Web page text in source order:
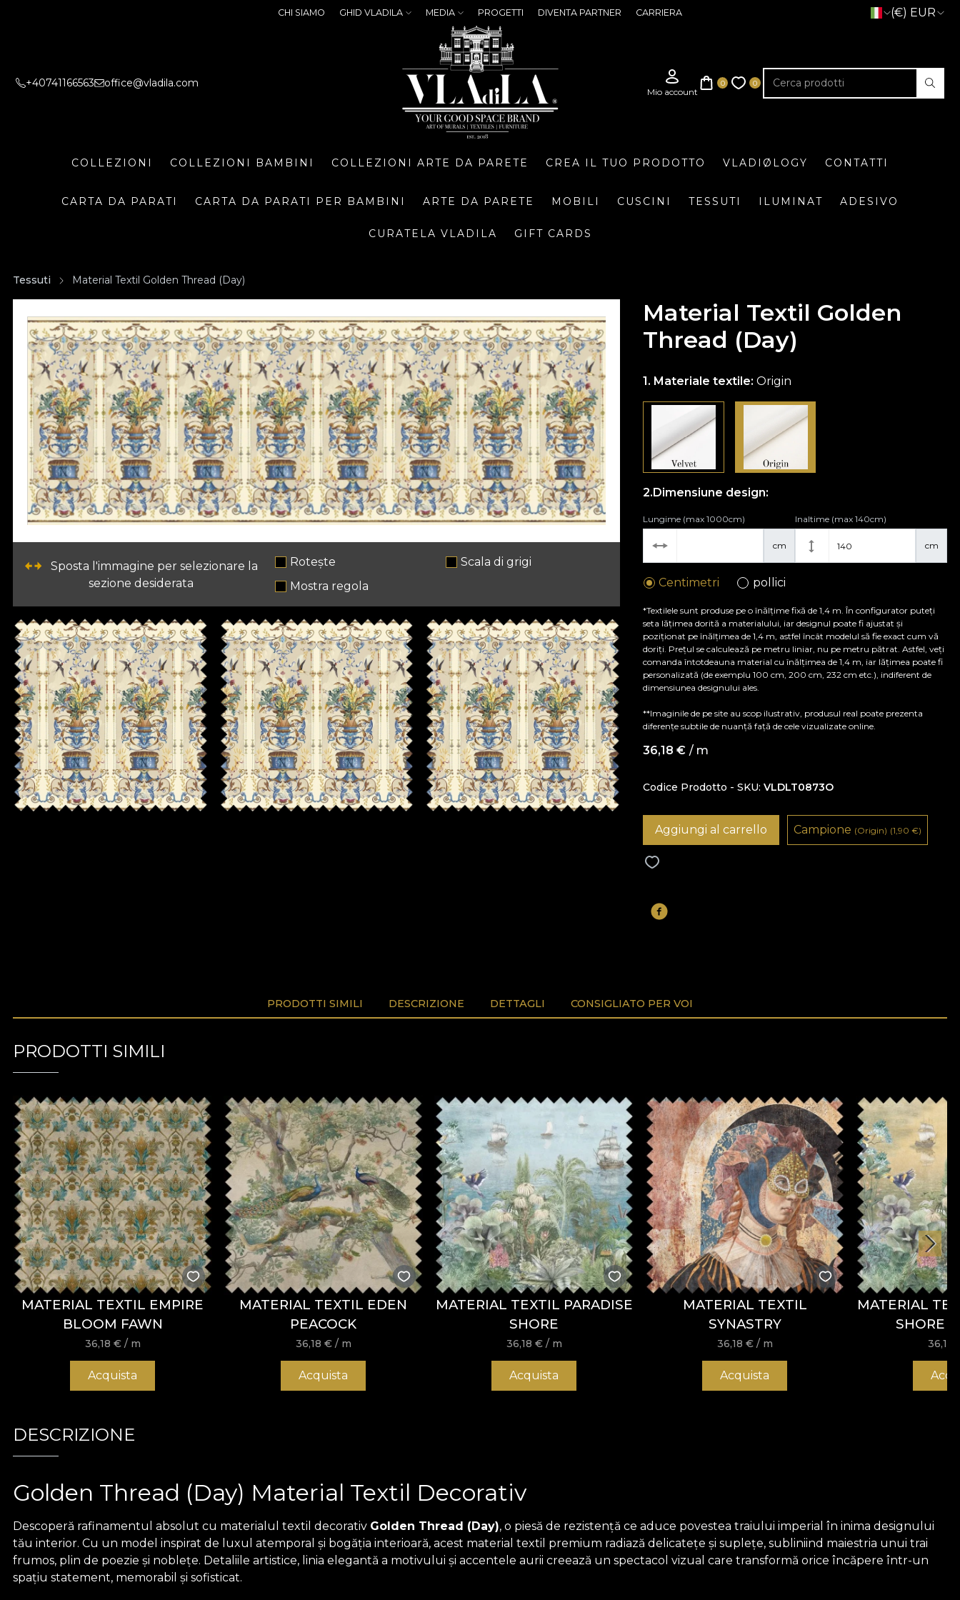
CHI SIAMO GHID VLADILA MEDIA PROGETTI DIVENTA PARTNER CARRIERA (€) EUR
+40741166563 office@vladila.com
COLLEZIONI COLLEZIONI BAMBINI COLLEZIONI ARTE DA PARETE CREA IL TUO PRODOTTO VLADIØLOGY CONTATTI
CARTA DA PARATI CARTA DA PARATI PER BAMBINI ARTE DA PARETE MOBILI CUSCINI TESSUTI ILUMINAT ADESIVO
CURATELA VLADILA GIFT CARDS
Tessuti Material Textil Golden Thread (Day)
Sposta l'immagine per selezionare la
sezione desiderata
Rotește
Scala di grigi
Mostra regola
Material Textil Golden
Thread (Day)
Materiale textile:Origin
Dimensiune design:
cm
Lungime (max 1000cm)
cm
Inaltime (max 140cm)
Centimetri pollici
*Textilele sunt produse pe o înălțime fixă de 1,4 m. În configurator puteți
seta lățimea dorită a materialului, iar designul poate fi ajustat și
poziționat pe înălțimea de 1,4 m, astfel încât modelul să fie exact cum vă
doriți. Prețul se calculează pe metru liniar, nu pe metru pătrat. Astfel, veți
comanda întotdeauna material cu înălțimea de 1,4 m, iar lățimea poate fi
personalizată (de exemplu 100 cm, 200 cm, 232 cm etc.), indiferent de
dimensiunea designului ales.
**Imaginile de pe site au scop ilustrativ, produsul real poate prezenta
diferențe subtile de nuanță față de cele vizualizate online.
36,18€ / m
Codice Prodotto - SKU VLDLT0873O
Aggiungi al carrello Campione (Origin) (1,90€)
PRODOTTI SIMILI DESCRIZIONE DETTAGLI CONSIGLIATO PER VOI
PRODOTTI SIMILI
MATERIAL TEXTIL EMPIRE
BLOOM FAWN
36,18 € / m
Acquista
MATERIAL TEXTIL EDEN
PEACOCK
36,18 € / m
Acquista
MATERIAL TEXTIL PARADISE
SHORE
36,18 € / m
Acquista
MATERIAL TEXTIL
SYNASTRY
36,18 € / m
Acquista
MATERIAL
SHORE
36,18
DESCRIZIONE
Golden Thread (Day) Material Textil Decorativ
Descoperă rafinamentul absolut cu materialul textil decorativ Golden Thread (Day), o piesă de rezistență ce aduce povestea traiului imperial în inima designului
tău interior. Cu un model inspirat de luxul atemporal și bogăția interioară, acest material textil premium radiază delicatețe și suplețe, subliniind maiestria unui trai
frumos, plin de poezie și noblețe. Detaliile artistice, linia elegantă a motivului și accentele aurii creează un spectacol vizual care transformă orice încăpere într-un
spațiu statement, memorabil și sofisticat.